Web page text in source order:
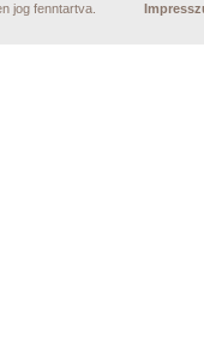
jog fenntartva.